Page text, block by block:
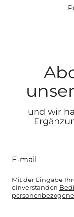
und wir
Mit der Eingabe
einverstanden